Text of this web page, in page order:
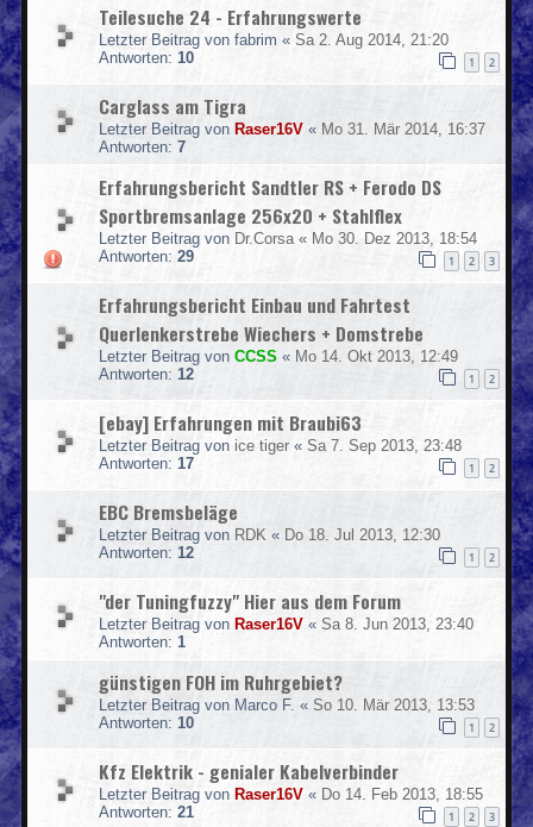
Teilesuche 24 - Erfahrungswerte
Letzter Beitrag von fabrim « Sa 2. Aug 2014, 21:20
Antworten: 10 1 2
Carglass am Tigra
Letzter Beitrag von Raser16V « Mo 31. Mär 2014, 16:37
Antworten: 7
Erfahrungsbericht Sandtler RS + Ferodo DS
Sportbremsanlage 256x20 + Stahlflex
Letzter Beitrag von Dr.Corsa « Mo 30. Dez 2013, 18:54
Antworten: 29 1 2 3
Erfahrungsbericht Einbau und Fahrtest
Querlenkerstrebe Wiechers + Domstrebe
Letzter Beitrag von CCSS « Mo 14. Okt 2013, 12:49
Antworten: 12 1 2
[ebay] Erfahrungen mit Braubi63
Letzter Beitrag von ice tiger « Sa 7. Sep 2013, 23:48
Antworten: 17 1 2
EBC Bremsbeläge
Letzter Beitrag von RDK « Do 18. Jul 2013, 12:30
Antworten: 12 1 2
"der Tuningfuzzy" Hier aus dem Forum
Letzter Beitrag von Raser16V « Sa 8. Jun 2013, 23:40
Antworten: 1
günstigen FOH im Ruhrgebiet?
Letzter Beitrag von Marco F. « So 10. Mär 2013, 13:53
Antworten: 10 1 2
Kfz Elektrik - genialer Kabelverbinder
Letzter Beitrag von Raser16V « Do 14. Feb 2013, 18:55
Antworten: 21 1 2 3